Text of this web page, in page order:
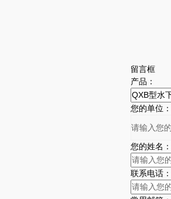
留言框
产品：
您的单位：
您的姓名：
联系电话：